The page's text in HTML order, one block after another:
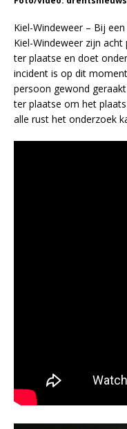
Kiel-Windeweer – Bij
Kiel-Windeweer zijn
ter plaatse en doet
incident is op dit
persoon gewond
ter plaatse om het
alle rust het onderzoek